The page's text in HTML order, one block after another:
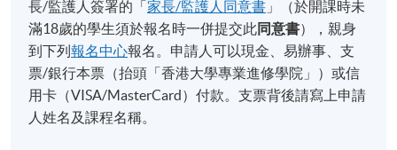
長/監護人簽署的「家長/監護人同意書 」（於開課時未
滿18歲的學生須於報名時一併提交此同意書），親身
到下列報名中心報名。申請人可以現金、易辦事、支
票/銀行本票（抬頭「香港大學專業進修學院」）或信
用卡（VISA/MasterCard）付款。支票背後請寫上申請
人姓名及課程名稱。